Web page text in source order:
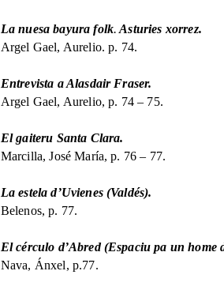
La nuesa bayura folk. Asturies xorrez.
Argel Gael, Aurelio. p. 74.
Entrevista a Alasdair Fraser.
Argel Gael, Aurelio, p. 74 – 75.
El gaiteru Santa Clara.
Marcilla, José María, p. 76 – 77.
La estela d’Uvienes (Valdés).
Belenos, p. 77.
El cérculo d’Abred (Espaciu pa un home
Nava, Ánxel, p.77.